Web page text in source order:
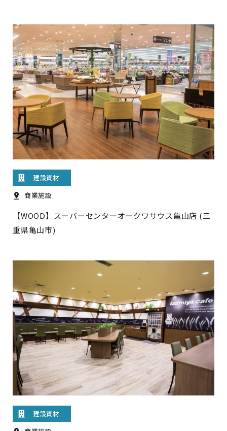
建設資材
商業施設
【WOOD】スーパーセンターオークワサウス亀山店 (三
重県亀山市)
建設資材